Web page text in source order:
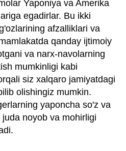
Yaponiya va Amerika
egadirlar. Bu ikki
afzalliklari va
qanday ijtimoiy
va narx-navolarning
mumkinligi kabi
siz xalqaro jamiyatdagi
olishingiz mumkin.
yaponcha so'z va
noyob va mohirligi